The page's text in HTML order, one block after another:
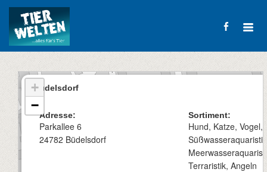
Büdelsdorf
Adresse:
Parkallee 6
24782 Büdelsdorf
Sortiment:
Hund, Katze, Vogel,
Terraristik, Angeln
+
−